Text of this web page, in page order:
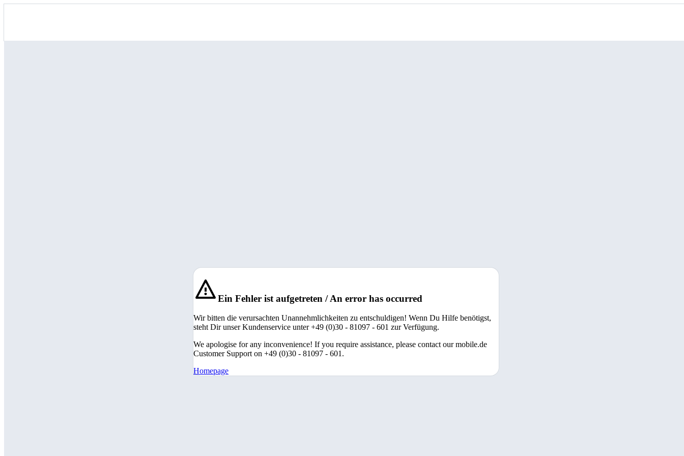
Ein Fehler ist aufgetreten / An error has occurred
Wir bitten die verursachten Unannehmlichkeiten zu entschuldigen! Wenn Du Hilfe benötigst,
steht Dir unser Kundenservice unter +49 (0)30 - 81097 - 601 zur Verfügung.
We apologise for any inconvenience! If you require assistance, please contact our mobile.de
Customer Support on +49 (0)30 - 81097 - 601.
Homepage